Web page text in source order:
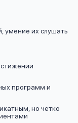
умение их слушать
программ и
но четко